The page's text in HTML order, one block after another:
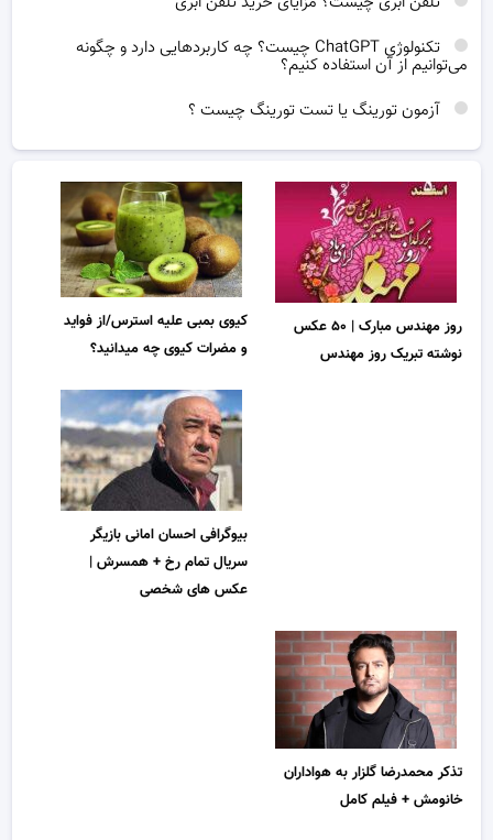
تکنولوژی ChatGPT چیست؟ چه کاربردهایی دارد و چگونه
می‌توانیم از آن استفاده کنیم؟
آزمون تورینگ یا تست تورینگ چیست ؟
روز مهندس مبارک | ۵۰ عکس
نوشته تبریک روز مهندس
كيوی بمبی عليه استرس/از فواید
و مضرات کیوی چه میدانید؟
بیوگرافی احسان امانی بازیگر
سریال تمام رخ + همسرش |
عکس های شخصی
تذکر محمدرضا گلزار به هواداران
خانومش + فیلم کامل